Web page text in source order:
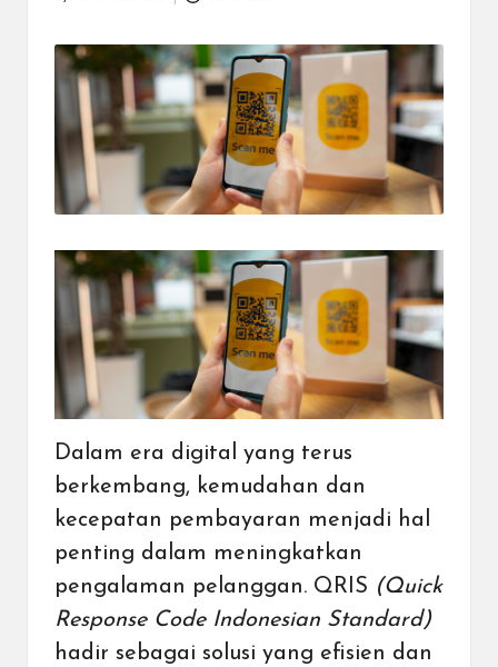
berbagai
pembayaran
dengan
Dalam era digital yang terus
berkembang, kemudahan dan
kecepatan pembayaran menjadi hal
penting dalam meningkatkan
pengalaman pelanggan. QRIS (Quick
Response Code Indonesian Standard)
hadir sebagai solusi yang efisien dan